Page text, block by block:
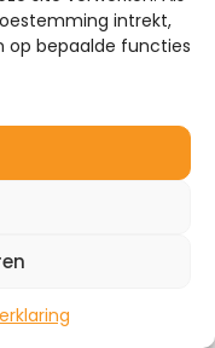
intrekt,
op bepaalde functies
in het
Wij
vrijblijvend
zodat we uw